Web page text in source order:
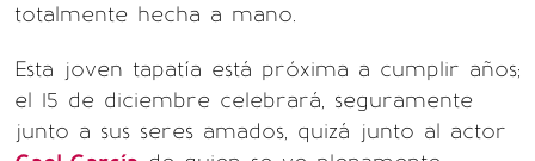
totalmente hecha a mano.
Esta joven tapatía está próxima a cumplir años;
el 15 de diciembre celebrará, seguramente
junto a sus seres amados, quizá junto al actor